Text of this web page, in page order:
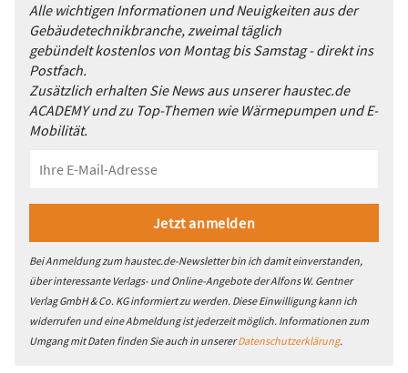
Alle wichtigen Informationen und Neuigkeiten aus der
Gebäudetechnikbranche, zweimal täglich
gebündelt kostenlos von Montag bis Samstag - direkt ins
Postfach.
Zusätzlich erhalten Sie News aus unserer haustec.de
ACADEMY und zu Top-Themen wie Wärmepumpen und E-
Mobilität.
Bei Anmeldung zum haustec.de-Newsletter bin ich damit einverstanden,
über interessante Verlags- und Online-Angebote der Alfons W. Gentner
Verlag GmbH & Co. KG informiert zu werden. Diese Einwilligung kann ich
widerrufen und eine Abmeldung ist jederzeit möglich. Informationen zum
Umgang mit Daten finden Sie auch in unsererDatenschutzerklärung.